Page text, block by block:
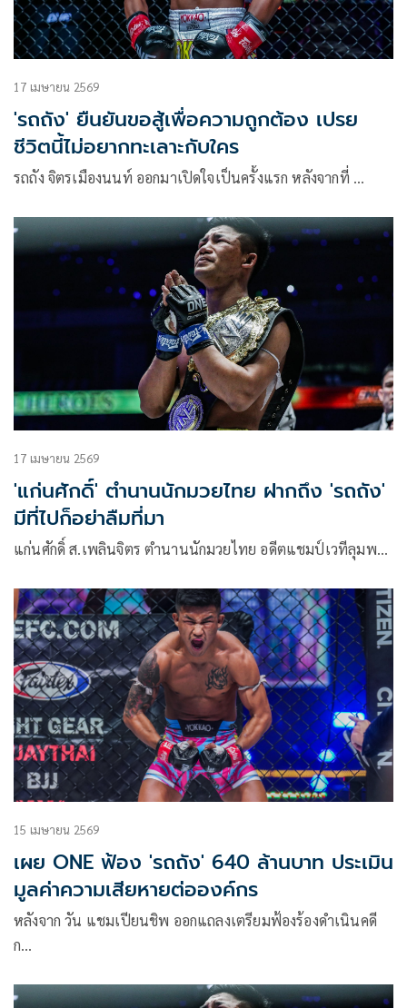
17 เมษายน 2569
'รถถัง' ยืนยันขอสู้เพื่อความถูกต้อง เปรย
ชีวิตนี้ไม่อยากทะเลาะกับใคร
รถถัง จิตรเมืองนนท์ ออกมาเปิดใจเป็นครั้งแรก หลังจากที่ …
17 เมษายน 2569
'แก่นศักดิ์' ตำนานนักมวยไทย ฝากถึง 'รถถัง'
มีที่ไปก็อย่าลืมที่มา
แก่นศักดิ์ ส.เพลินจิตร ตำนานนักมวยไทย อดีตแชมป์เวทีลุมพ…
15 เมษายน 2569
เผย ONE ฟ้อง 'รถถัง' 640 ล้านบาท ประเมิน
มูลค่าความเสียหายต่อองค์กร
หลังจาก วัน แชมเปียนชิพ ออกแถลงเตรียมฟ้องร้องดำเนินคดี
ก…